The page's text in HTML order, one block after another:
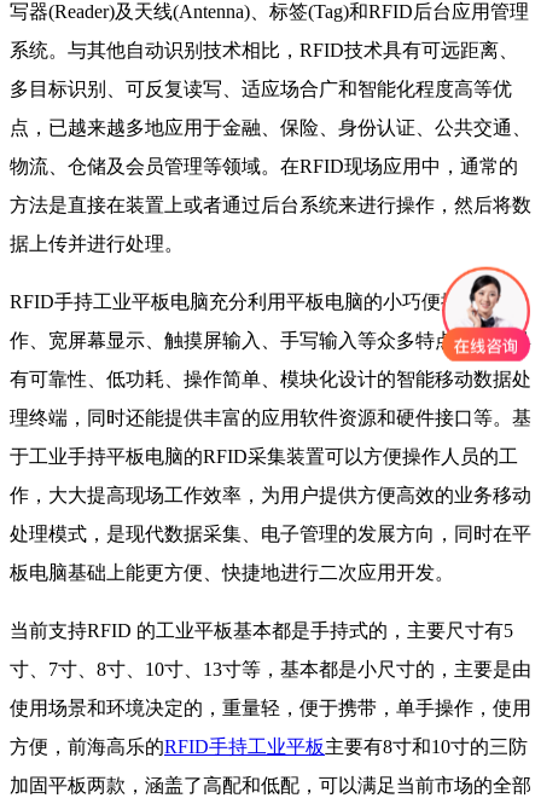
写器(Reader)及天线(Antenna)、标签(Tag)和RFID后台应用管理
系统。与其他自动识别技术相比，RFID技术具有可远距离、
多目标识别、可反复读写、适应场合广和智能化程度高等优
点，已越来越多地应用于金融、保险、身份认证、公共交通、
物流、仓储及会员管理等领域。在RFID现场应用中，通常的
方法是直接在装置上或者通过后台系统来进行操作，然后将数
据上传并进行处理。
RFID手持工业平板电脑充分利用平板电脑的小巧便捷、易操
作、宽屏幕显示、触摸屏输入、手写输入等众多特点，形成具
有可靠性、低功耗、操作简单、模块化设计的智能移动数据处
理终端，同时还能提供丰富的应用软件资源和硬件接口等。基
于工业手持平板电脑的RFID采集装置可以方便操作人员的工
作，大大提高现场工作效率，为用户提供方便高效的业务移动
处理模式，是现代数据采集、电子管理的发展方向，同时在平
板电脑基础上能更方便、快捷地进行二次应用开发。
当前支持RFID 的工业平板基本都是手持式的，主要尺寸有5
寸、7寸、8寸、10寸、13寸等，基本都是小尺寸的，主要是由
使用场景和环境决定的，重量轻，便于携带，单手操作，使用
方便，前海高乐的RFID手持工业平板主要有8寸和10寸的三防
加固平板两款，涵盖了高配和低配，可以满足当前市场的全部